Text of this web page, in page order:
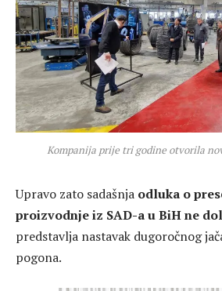
Kompanija prije tri godine otvorila
Upravo zato sadašnja odluka o
proizvodnje iz SAD-a u BiH ne
predstavlja nastavak dugoročnog
pogona.